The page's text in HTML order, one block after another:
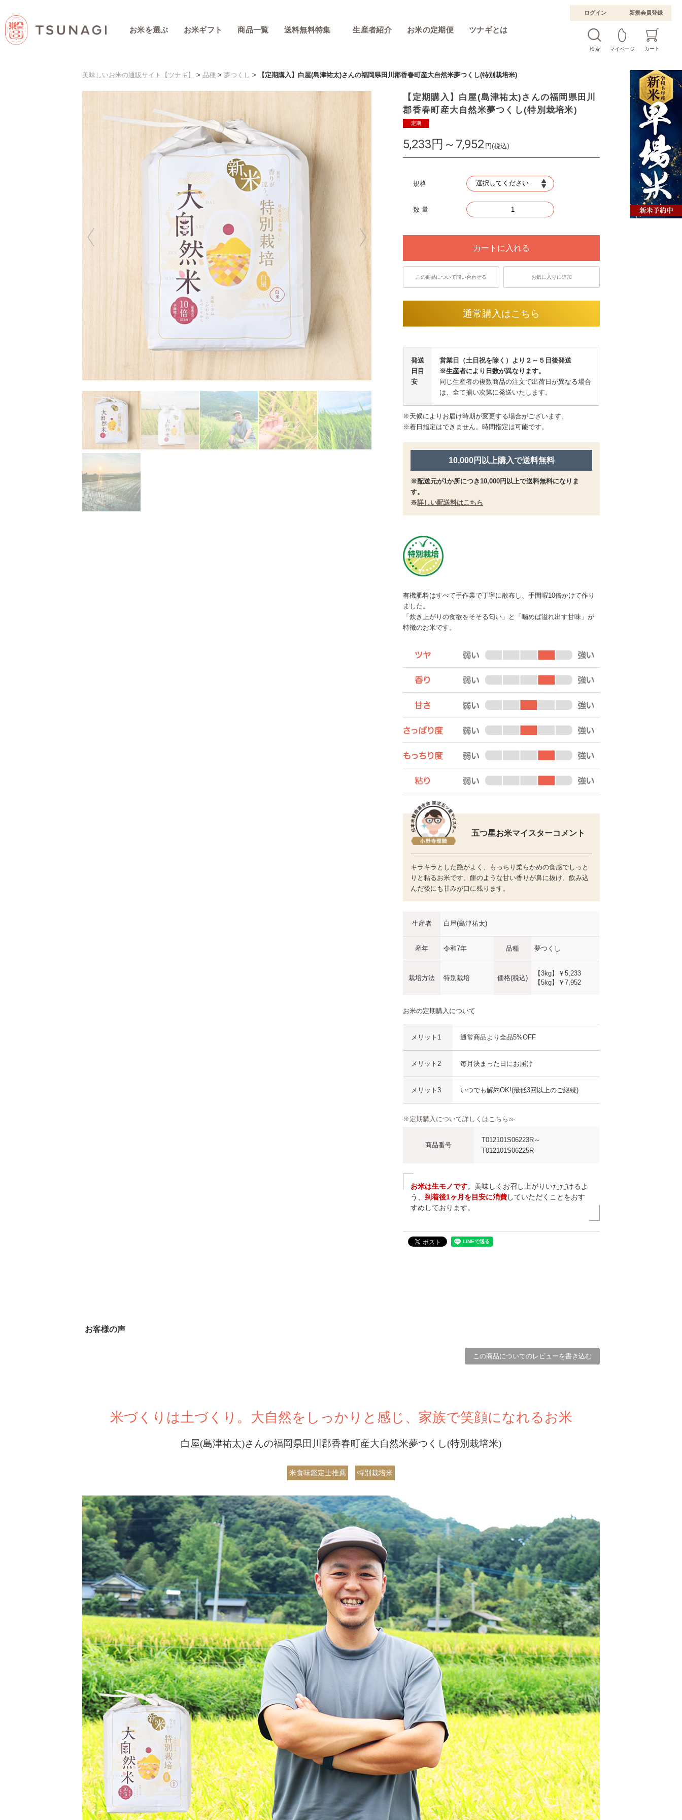
お米を選ぶ お米ギフト 商品一覧 送料無料特集 生産者紹介 お米の定期便 ツナギとは
ログイン 新規会員登録
検索 マイページ カート
美味しいお米の通販サイト【ツナギ】 > 品種 > 夢つくし > 【定期購入】白屋(島津祐太)さんの福岡県田川郡香春町産大自然米夢つくし(特別栽培米)
【定期購入】白屋(島津祐太)さんの福岡県田川
郡香春町産大自然米夢つくし(特別栽培米)
定期
5,233円～7,952 円(税込)
規格
数 量
カートに入れる
この商品について問い合わせる お気に入りに追加
通常購入はこちら
発送
日目
安
営業日（土日祝を除く）より２～５日後発送
※生産者により日数が異なります。
同じ生産者の複数商品の注文で出荷日が異なる場合
は、全て揃い次第に発送いたします。
※天候によりお届け時期が変更する場合がございます。
※着日指定はできません。時間指定は可能です。
10,000円以上購入で送料無料
※配送元が1か所につき10,000円以上で送料無料になりま
す。
※詳しい配送料はこちら
有機肥料はすべて手作業で丁寧に散布し、手間暇10倍かけて作り
ました。
「炊き上がりの食欲をそそる匂い」と「噛めば溢れ出す甘味」が
特徴のお米です。
五つ星お米マイスターコメント
キラキラとした艶がよく、もっちり柔らかめの食感でしっと
りと粘るお米です。餅のような甘い香りが鼻に抜け、飲み込
んだ後にも甘みが口に残ります。
生産者 白屋(島津祐太)
産年 令和7年 品種 夢つくし
栽培方法 特別栽培 価格(税込)
【3kg】
￥5,233
【5kg】
￥7,952
お米の定期購入について
メリット1 通常商品より全品5%OFF
メリット2 毎月決まった日にお届け
メリット3 いつでも解約OK!(最低3回以上のご継続)
※定期購入について詳しくはこちら≫
商品番号
T012101S06223R～
T012101S06225R
お米は生モノです。美味しくお召し上がりいただけるよ
う、到着後1ヶ月を目安に消費していただくことをおす
すめしております。
お客様の声
この商品についてのレビューを書き込む
米づくりは土づくり。大自然をしっかりと感じ、家族で笑顔になれるお米
白屋(島津祐太)さんの福岡県田川郡香春町産大自然米夢つくし(特別栽培米)
米食味鑑定士推薦 特別栽培米